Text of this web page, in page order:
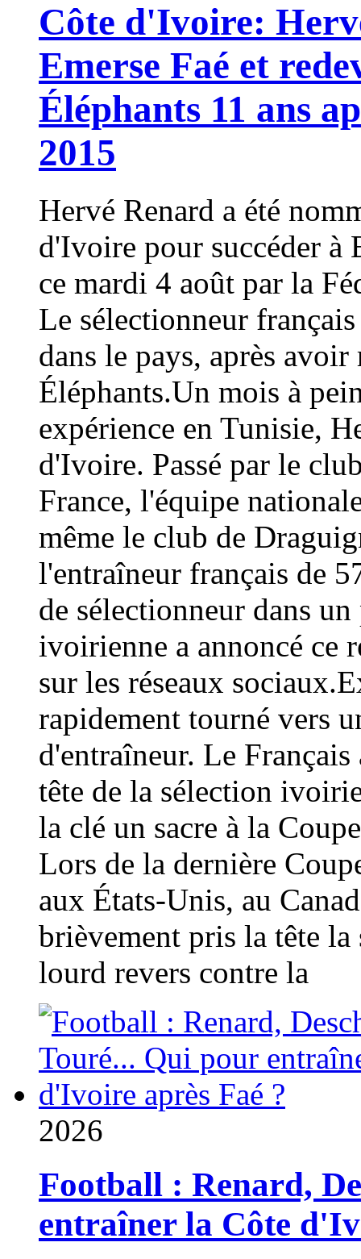
Côte d'Ivoire:
Emerse Faé et
Éléphants 11 ans
2015
Hervé Renard a été
d'Ivoire pour succéder à
ce mardi 4 août par la
Le sélectionneur
dans le pays, après
Éléphants.Un mois à
expérience en Tunisie,
d'Ivoire. Passé par le
France, l'équipe
même le club de
l'entraîneur français de
de sélectionneur dans
ivoirienne a annoncé ce
sur les réseaux
rapidement tourné vers
d'entraîneur. Le
tête de la sélection
la clé un sacre à la
Lors de la dernière
aux États-Unis, au
brièvement pris la tête
lourd revers contre la
2026
Football : Renard,
entraîner la Côte